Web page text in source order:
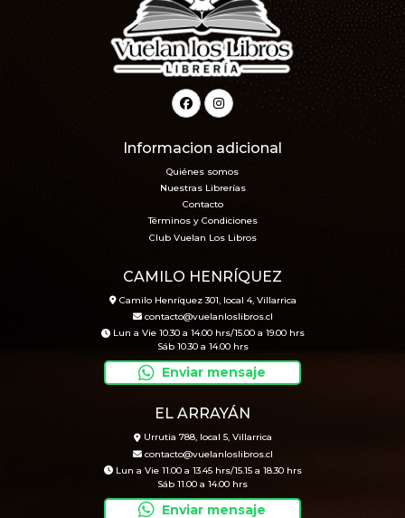
Informacion adicional
Quiénes somos
Nuestras Librerías
Contacto
Términos y Condiciones
Club Vuelan Los Libros
CAMILO HENRÍQUEZ
Camilo Henríquez 301, local 4, Villarrica
contacto@vuelanloslibros.cl
Lun a Vie 10.30 a 14.00 hrs/15.00 a 19.00 hrs
Sáb 10.30 a 14.00 hrs
Enviar mensaje
EL ARRAYÁN
Urrutia 788, local 5, Villarrica
contacto@vuelanloslibros.cl
Lun a Vie 11.00 a 13.45 hrs/15.15 a 18.30 hrs
Sáb 11.00 a 14.00 hrs
Enviar mensaje